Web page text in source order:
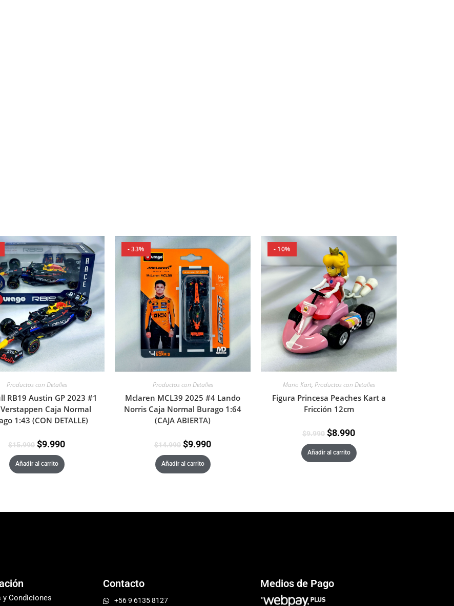
Productos con Detalles
RB19 Austin GP 2023 #1
Caja Normal
1:43 (CON DETALLE)
$15.990 $9.990
Añadir al carrito
- 33%
Productos con Detalles
Mclaren MCL39 2025 #4 Lando
Norris Caja Normal Burago 1:64
(CAJA ABIERTA)
$14.990 $9.990
Añadir al carrito
- 10%
Mario Kart, Productos con Detalles
Figura Princesa Peaches Kart a
Fricción 12cm
$9.990 $8.990
Añadir al carrito
y Condiciones
Contacto
+56 9 6135 8127
Medios de Pago